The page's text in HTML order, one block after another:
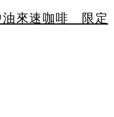
油來速咖啡 限定